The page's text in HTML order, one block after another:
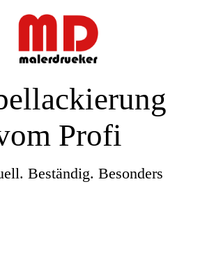
Profi
Beständig. Besonders